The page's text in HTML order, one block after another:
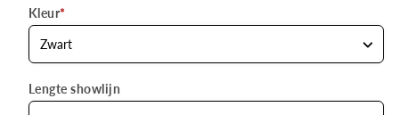
Showlijn
4
mm
met
musketon
Showlijn
mm
musketon
Kleur*
Lengte showlijn